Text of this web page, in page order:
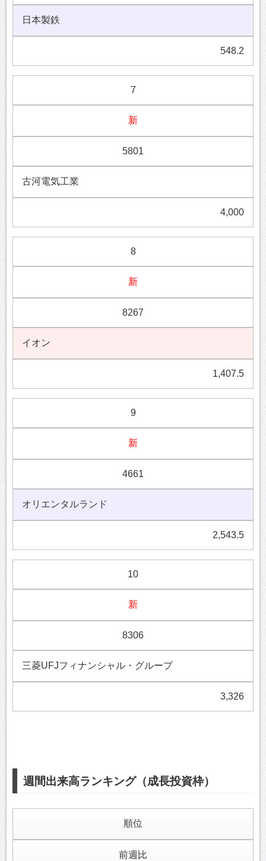
日本製鉄
548.2
7
新
5801
古河電気工業
4,000
8
新
8267
イオン
1,407.5
9
新
4661
オリエンタルランド
2,543.5
10
新
8306
三菱UFJフィナンシャル・グループ
3,326
週間出来高ランキング（成長投資枠）
順位
前週比